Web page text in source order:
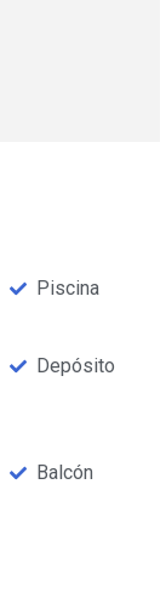
Piscina
Depósito
Balcón